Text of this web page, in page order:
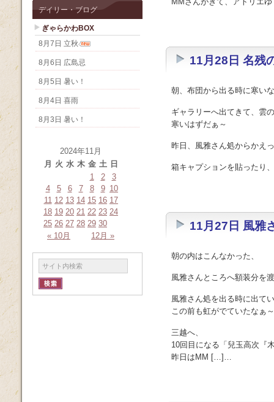
デイリー・ブログ
ぎゃらかわBOX
8月7日 立秋
8月6日 広島忌
8月5日 暑い！
8月4日 喜雨
8月3日 暑い！
2024年11月
月
火 水 木 金 土 日
« 10月 12月 »
1 2
3
4
5 6 7 8 9 10
11 12 13 14 15 16 17
18 19 20 21 22 23 24
25 26 27 28 29 30
11月28日 名残
朝、布団から出る時に寒い
ギャラリーへ出てきて、雲
寒いはずだぁ～
昨日、風雅さん処からかえ
箱キャプションを貼った
11月27日 風雅
朝の内はこんなかった、
風雅さんところへ額装分を
風雅さん処を出る時に出て
この前も虹がでていたなぁ～
三越へ、
10回目になる「兒玉高次『
昨日はMM […]…